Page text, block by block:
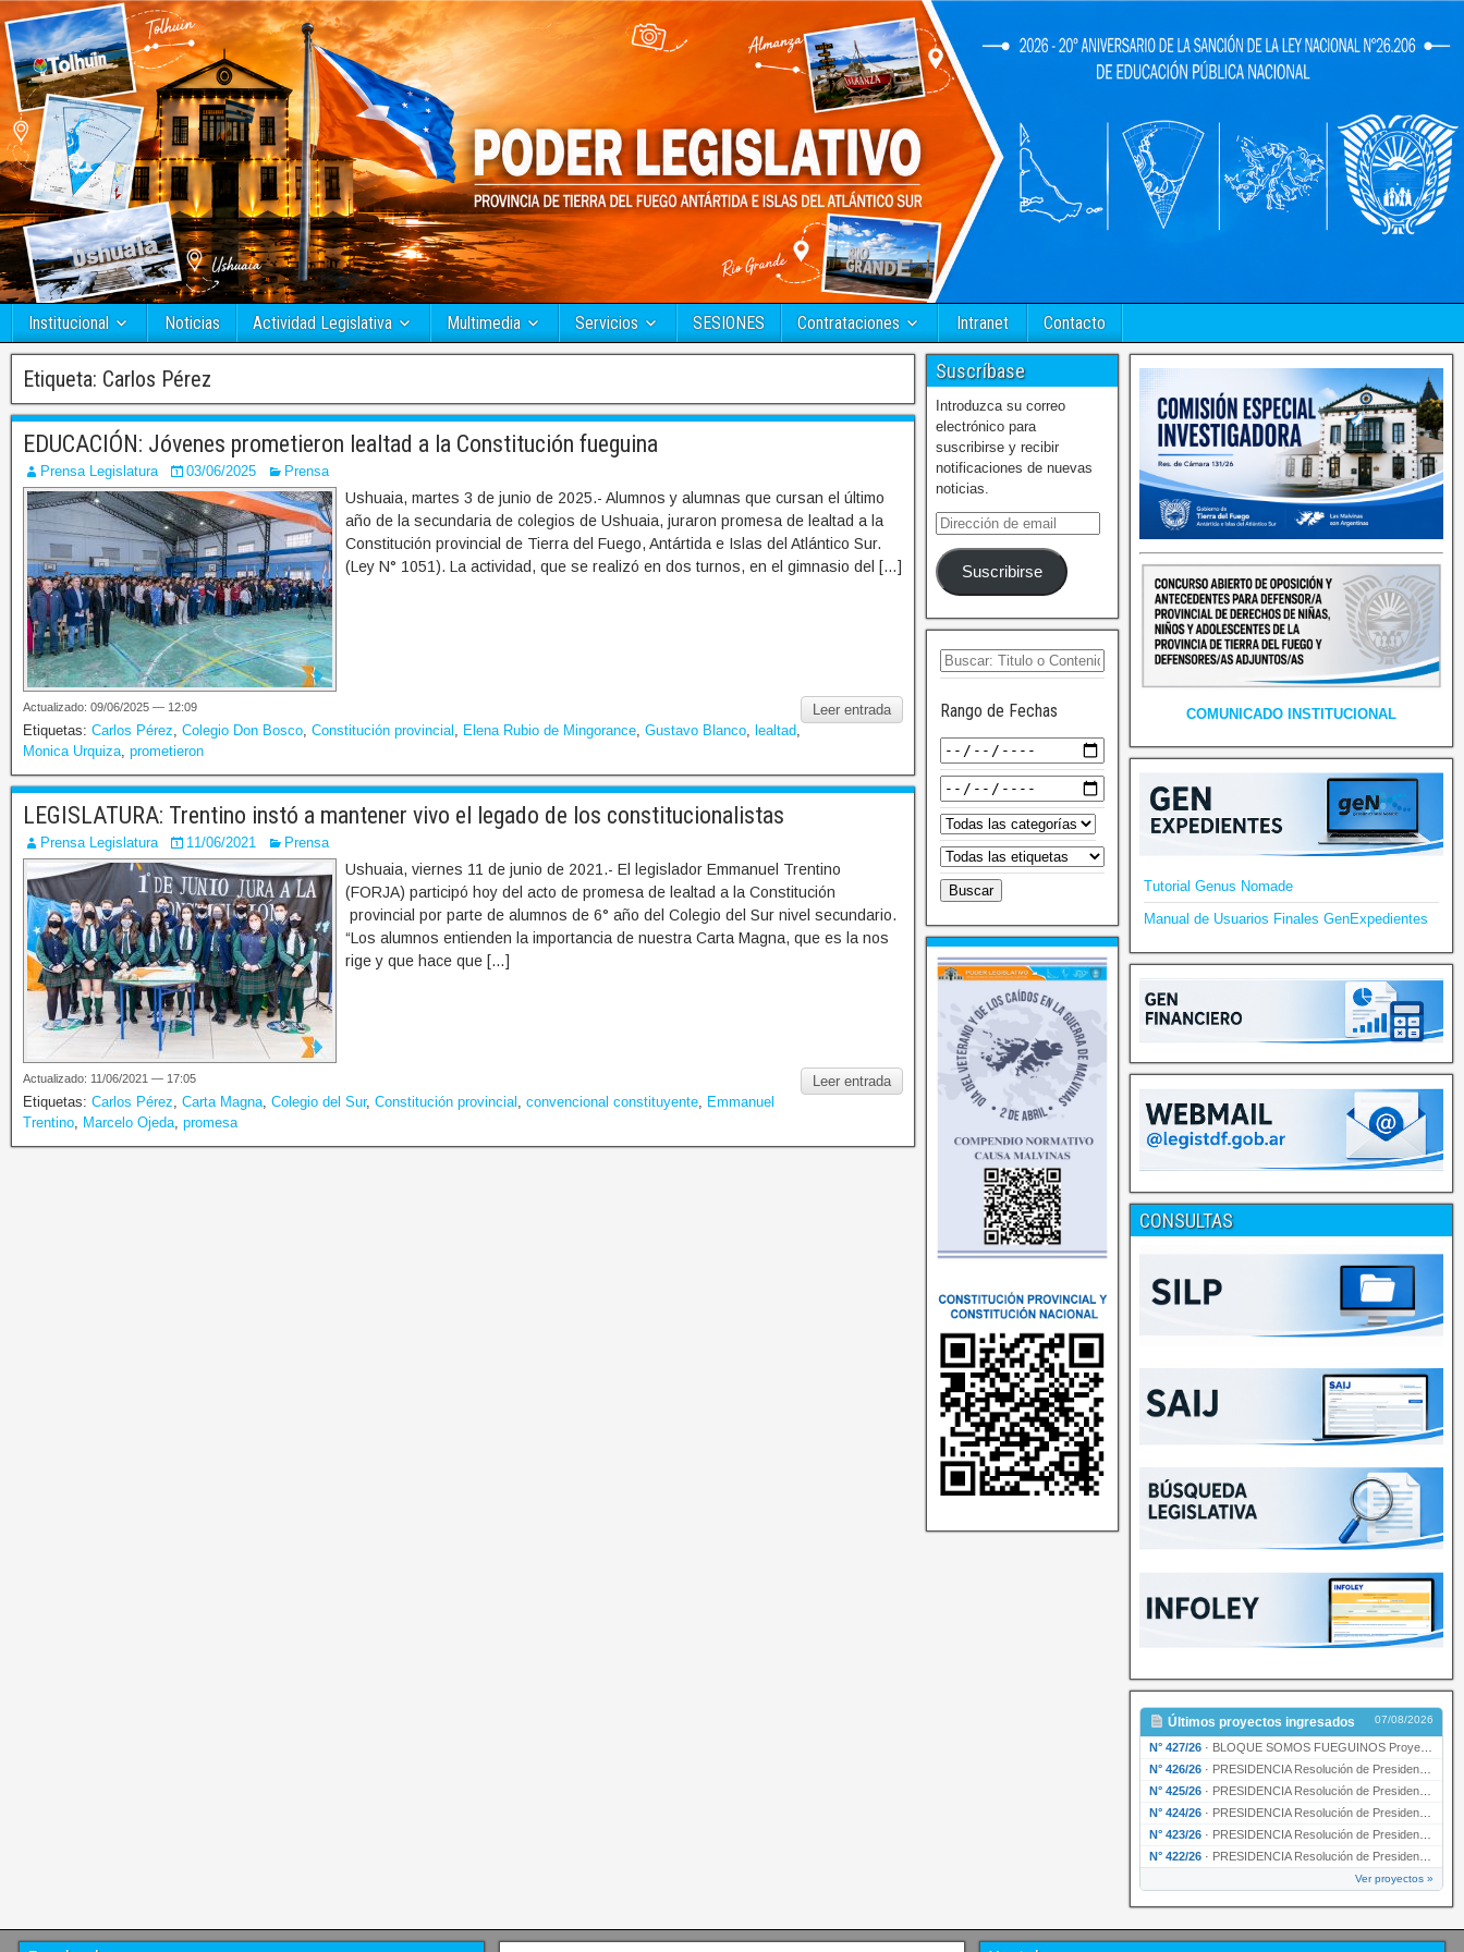
Institucional Noticias Actividad Legislativa Multimedia Servicios SESIONES Contrataciones Intranet Contacto
Etiqueta: Carlos Pérez
EDUCACIÓN: Jóvenes prometieron lealtad a la Constitución fueguina
Prensa Legislatura 03/06/2025 Prensa
Ushuaia, martes 3 de junio de 2025.- Alumnos y alumnas que cursan el último
año de la secundaria de colegios de Ushuaia, juraron promesa de lealtad a la
Constitución provincial de Tierra del Fuego, Antártida e Islas del Atlántico Sur.
(Ley N° 1051). La actividad, que se realizó en dos turnos, en el gimnasio del […]
Leer entrada
Actualizado: 09/06/2025 — 12:09
Etiquetas: Carlos Pérez, Colegio Don Bosco, Constitución provincial , Elena Rubio de Mingorance, Gustavo Blanco, lealtad,
Monica Urquiza, prometieron
LEGISLATURA: Trentino instó a mantener vivo el legado de los constitucionalistas
Prensa Legislatura 11/06/2021 Prensa
Ushuaia, viernes 11 de junio de 2021.- El legislador Emmanuel Trentino
(FORJA) participó hoy del acto de promesa de lealtad a la Constitución
provincial por parte de alumnos de 6° año del Colegio del Sur nivel secundario.
“Los alumnos entienden la importancia de nuestra Carta Magna, que es la nos
rige y que hace que […]
Leer entrada
Actualizado: 11/06/2021 — 17:05
Etiquetas: Carlos Pérez, Carta Magna, Colegio del Sur, Constitución provincial , convencional constituyente, Emmanuel
Trentino, Marcelo Ojeda, promesa
Suscríbase
Introduzca su correo
electrónico para
suscribirse y recibir
notificaciones de nuevas
noticias.
Suscribirse
Rango de Fechas COMUNICADO INSTITUCIONAL
Tutorial Genus Nomade
Manual de Usuarios Finales GenExpedientes
CONSULTAS
Últimos proyectos ingresados 07/08/2026
N° 427/26 · BLOQUE SOMOS FUEGUINOS Proyecto de Declaración declarando de interés provincial PRESIDENCI…
N° 426/26 · PRESIDENCIA Resolución de Presidencia N° 216/26 declarando de interés provincial la labor …
N° 425/26 · PRESIDENCIA Resolución de Presidencia N° 212/26 declarando de interés provincial el “50° A…
N° 424/26 · PRESIDENCIA Resolución de Presidencia Nº 210/26 declarando de interés provincial el proyec…
N° 423/26 · PRESIDENCIA Resolución de Presidencia Nº 209/26 declarando de interés provincial la presen…
N° 422/26 · PRESIDENCIA Resolución de Presidencia N° 200/26 para su ratificación.
Ver proyectos »